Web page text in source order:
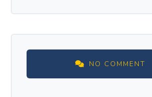
NO COMMENT